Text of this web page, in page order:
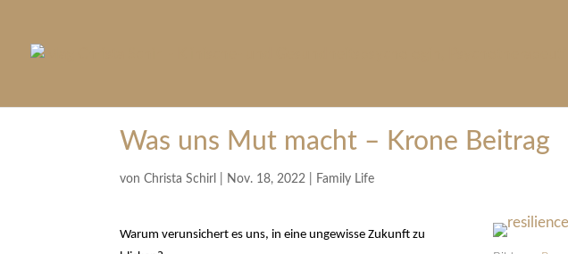
Was uns Mut macht – Krone Beitrag
vonChrista Schirl Nov. 18, 2022 Family Life
Warum verunsichert es uns, in eine ungewisse Zukunft zu